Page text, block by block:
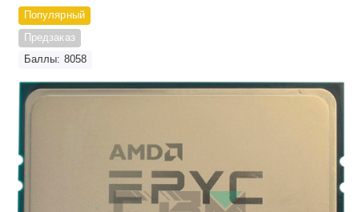
Популярный
Предзаказ
Баллы: 8058